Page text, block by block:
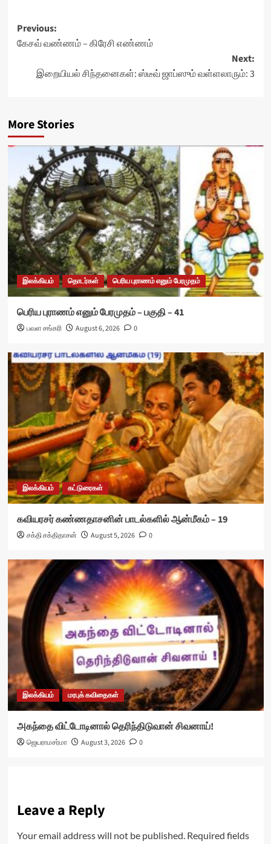
Post
navigation
Previous:
கேசவ் வண்ணம் – கிரேசி எண்ணம்
Next:
இறையியல் சிந்தனைகள்: ஸ்டீவ் ஜாப்ஸும் வள்ளலாரும்: 3
More Stories
இலக்கியம் தொடர்கள் பெரிய புராணம் எனும் பேரமுதம்
பெரிய புராணம் எனும் பேரமுதம் – பகுதி – 41
பவள சங்கரி August 6, 2026 0
இலக்கியம் கட்டுரைகள்
கவியரசர் கண்ணதாசனின் பாடல்களில் ஆன்மீகம் – 19
சக்தி சக்திதாசன் August 5, 2026 0
இலக்கியம் மரபுக் கவிதைகள்
அகந்தை விட்டோடினால் தெரிந்திடுவான் சிவனாய்!
ஜெயராமசர்மா August 3, 2026 0
Leave a Reply
Your email address will not be published. Required fields